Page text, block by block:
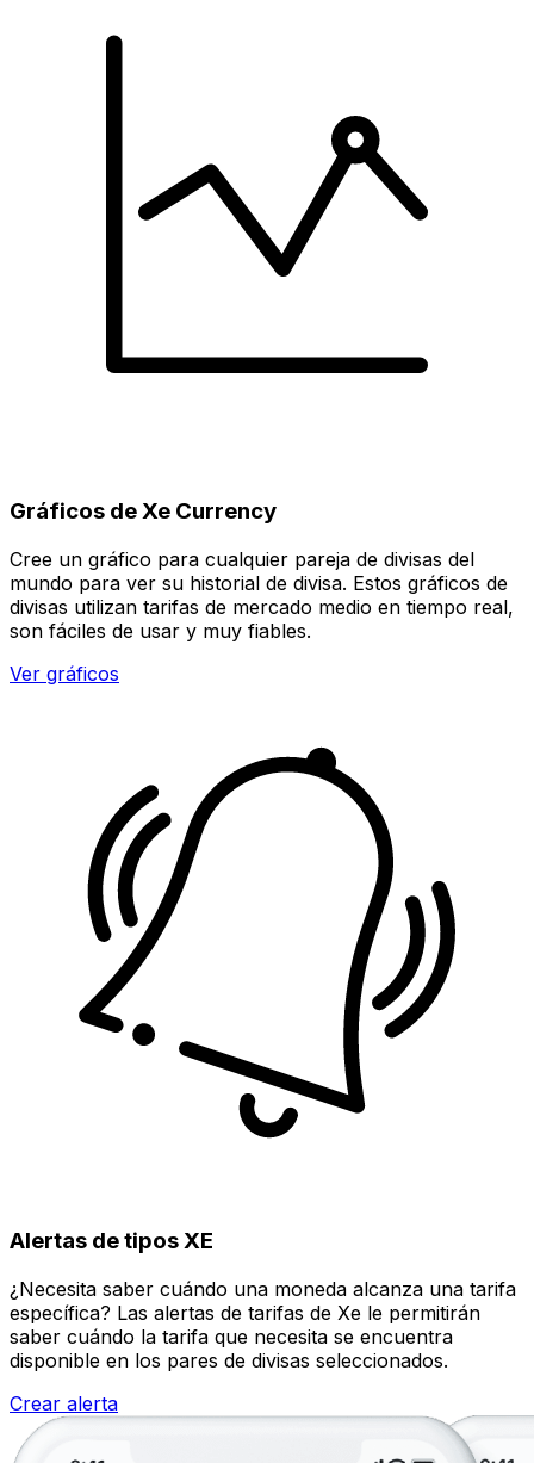
Gráficos de Xe Currency
Cree un gráfico para cualquier pareja de divisas del
mundo para ver su historial de divisa. Estos gráficos de
divisas utilizan tarifas de mercado medio en tiempo real,
son fáciles de usar y muy fiables.
Ver gráficos
Alertas de tipos XE
¿Necesita saber cuándo una moneda alcanza una tarifa
específica? Las alertas de tarifas de Xe le permitirán
saber cuándo la tarifa que necesita se encuentra
disponible en los pares de divisas seleccionados.
Crear alerta